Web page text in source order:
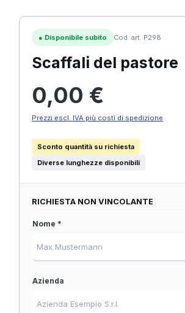
● Disponibile subito Cod. art. P298
Scaffali del pastore
0,00 €
Prezzi escl. IVA più costi di spedizione
Sconto quantità su richiesta
Diverse lunghezze disponibili
RICHIESTA NON VINCOLANTE
Nome *
Azienda